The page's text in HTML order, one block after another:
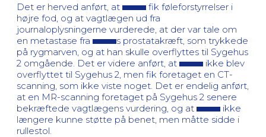
Det er herved anført, at
fik føleforstyrrelser i
højre fod, og at vagtlægen ud fra
journaloplysningerne vurderede, at der var tale om
en metastase fra
s prostatakræft, som trykkede
på rygmarven, og at han skulle overflyttes til Sygehus
2 omgående. Det er videre anført, at
ikke blev
overflyttet til Sygehus 2, men fik foretaget en CT-
scanning, som ikke viste noget. Det er endelig anført,
at en MR-scanning foretaget på Sygehus 2 senere
bekræftede vagtlægens vurdering, og at
ikke
længere kunne støtte på benet, men måtte sidde i
rullestol.